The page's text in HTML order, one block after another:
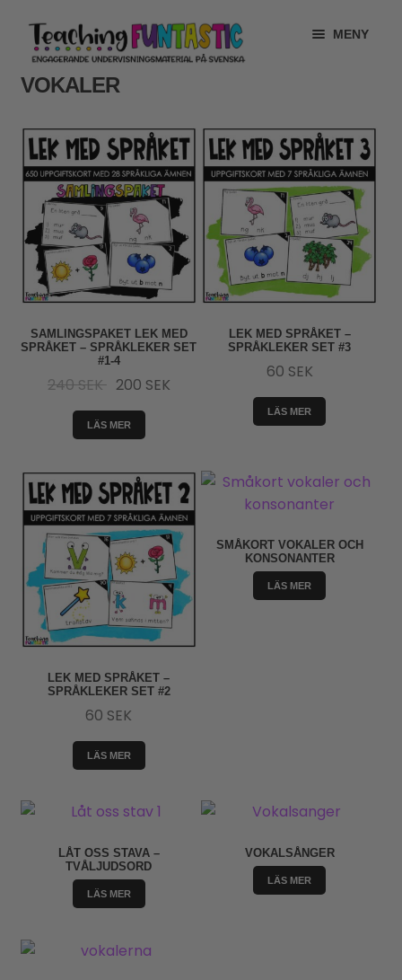
Hoppa
till
navigering
Gå
till
innehåll
MENY
INFO
MITT KONTO
GRATISMATERIAL
EXPANDERA
UNDERMENY
BUTIK
LICENSER
EXPANDERA
UNDERMENY
VOKALER
SAMLINGSPAKET LEK MED
SPRÅKET – SPRÅKLEKER SET
#1-4
240SEKDet
ursprungliga
priset
240 SEK.
200 SEKDet
200 SEK.
LÄS MER
LEK MED SPRÅKET –
SPRÅKLEKER SET #3
60 SEK
LÄS MER
LEK MED SPRÅKET –
SPRÅKLEKER SET #2
60 SEK
LÄS MER
SMÅKORT VOKALER OCH
KONSONANTER
LÄS MER
LÅT OSS STAVA –
TVÅLJUDSORD
LÄS MER
VOKALSÅNGER
LÄS MER